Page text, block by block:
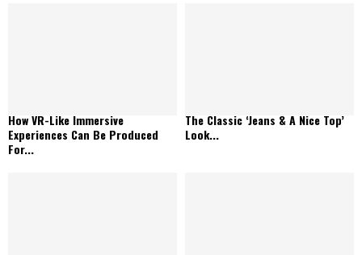
How VR-Like Immersive
Experiences Can Be Produced
For...
The Classic ‘Jeans & A Nice Top’
Look...